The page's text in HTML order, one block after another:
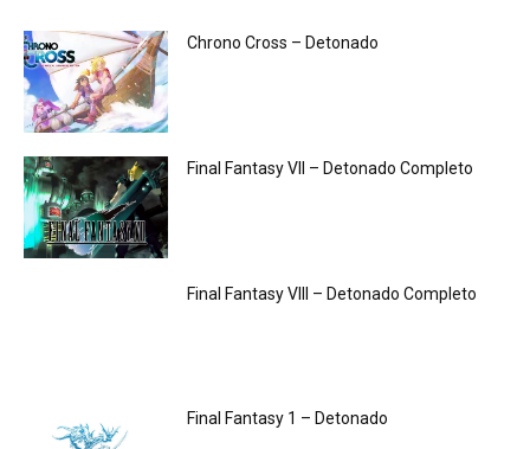
Chrono Cross – Detonado
Final Fantasy VII – Detonado Completo
Final Fantasy VIII – Detonado Completo
Final Fantasy 1 – Detonado